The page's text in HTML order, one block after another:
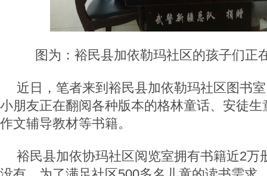
图为：裕民县加依勒玛社区的孩子们正
近日，笔者来到裕民县加依勒玛社区图书
小朋友正在翻阅各种版本的格林童话、安徒
作文辅导教材等书籍。
裕民县加依协玛社区阅览室拥有书籍近2万